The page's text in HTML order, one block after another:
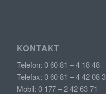
KONTAKT
Telefon: 0 60 81 – 4 18 48
Telefax: 0 60 81 – 4 42 08 3
Mobil: 0 177 – 2 42 63 71